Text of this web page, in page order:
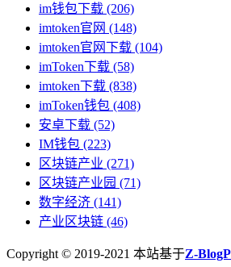
im钱包下载 (206)
imtoken官网 (148)
imtoken官网下载 (104)
imToken下载 (58)
imtoken下载 (838)
imToken钱包 (408)
安卓下载 (52)
IM钱包 (223)
区块链产业 (271)
区块链产业园 (71)
数字经济 (141)
产业区块链 (46)
Copyright © 2019-2021 本站基于Z-